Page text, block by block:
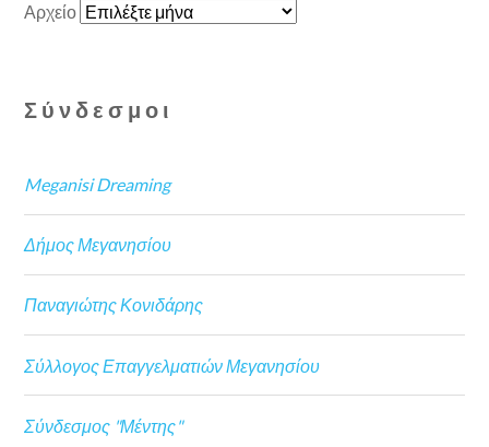
Αρχείο
Σύνδεσμοι
Meganisi Dreaming
Δήμος Μεγανησίου
Παναγιώτης Κονιδάρης
Σύλλογος Επαγγελματιών Μεγανησίου
Σύνδεσμος "Μέντης"